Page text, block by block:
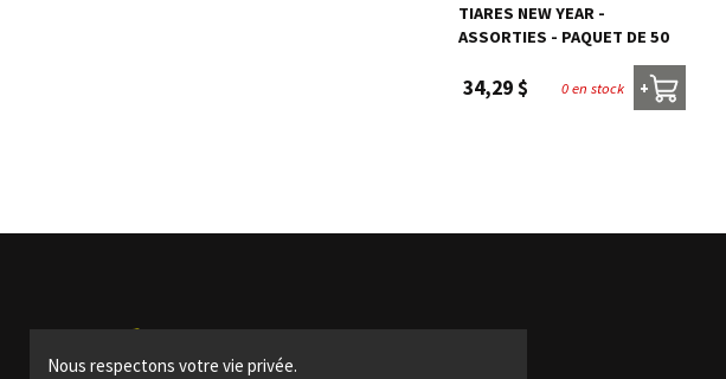
Nous respectons votre vie privée.
TIARES NEW YEAR -
ASSORTIES - PAQUET DE 50
34,29 $ 0 en stock +